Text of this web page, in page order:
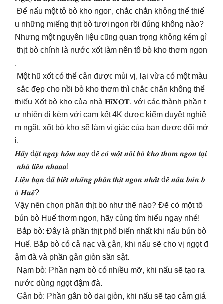
Để nấu một tô bò kho ngon, chắc chắn không thể thiế
u những miếng thịt bò tươi ngon rồi đúng không nào?
Nhưng một nguyên liệu cũng quan trọng không kém gì
thịt bò chính là nước xốt làm nên tô bò kho thơm ngon
.
Một hũ xốt có thể cân được mùi vị, lại vừa có một màu
sắc đẹp cho nồi bò kho thơm thì chắc chắn không thể
thiếu Xốt bò kho của nhà 𝐇𝐢𝐗𝐎𝐓, với các thành phần t
ự nhiên đi kèm với cam kết 4K được kiểm duyệt nghiê
m ngặt, xốt bò kho sẽ làm vị giác của bạn được đổi mớ
i.
𝑯𝒂̃𝒚 đ𝒂̣̆𝒕 𝒏𝒈𝒂𝒚 𝒉𝒐̂𝒎 𝒏𝒂𝒚 đ𝒆̂̉ 𝒄𝒐́ 𝒎𝒐̣̂𝒕 𝒏𝒐̂̀𝒊 𝒃𝒐̀ 𝒌𝒉𝒐 𝒕𝒉𝒐̛𝒎 𝒏𝒈𝒐𝒏 𝒕𝒂̣𝒊
𝒏𝒉𝒂̀ 𝒍𝒊𝒆̂̀𝒏 𝒏𝒉𝒂𝒂𝒂!
𝑳𝒊𝒆̣̂𝒖 𝒃𝒂̣𝒏 đ𝒂̃ 𝒃𝒊𝒆̂́𝒕 𝒏𝒉𝒖̛̃𝒏𝒈 𝒑𝒉𝒂̂̀𝒏 𝒕𝒉𝒊̣𝒕 𝒏𝒈𝒐𝒏 𝒏𝒉𝒂̂́𝒕 đ𝒆̂̉ 𝒏𝒂̂́𝒖 𝒃𝒖́𝒏 𝒃
𝒐̀ 𝑯𝒖𝒆̂́?
Vậy nên chọn phần thịt bò như thế nào? Để có một tô
bún bò Huế thơm ngon, hãy cùng tìm hiểu ngay nhé!
Bắp bò: Đây là phần thịt phổ biến nhất khi nấu bún bò
Huế. Bắp bò có cả nạc và gân, khi nấu sẽ cho vị ngọt đ
ậm đà và phần gân giòn sần sật.
Nạm bò: Phần nạm bò có nhiều mỡ, khi nấu sẽ tạo ra
nước dùng ngọt đậm đà.
Gân bò: Phần gân bò dai giòn, khi nấu sẽ tạo cảm giá